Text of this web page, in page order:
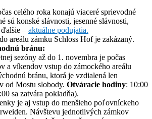
celého roka konajú viaceré sprievodné
sú konské slávnosti, jesenné slávnosti,
– aktuálne podujatia.
areálu zámku Schloss Hof je zakázaný.
bránu:
sezóny až do 1. novembra je počas
a víkendov vstup do zámockého areálu
bránu, ktorá je vzdialená len
od Mostu slobody. Otváracie hodiny: 10:00
sa zatvára pokladňa).
je aj vstup do menšieho poľovníckeho
Návštevu jednotlivých zámkov